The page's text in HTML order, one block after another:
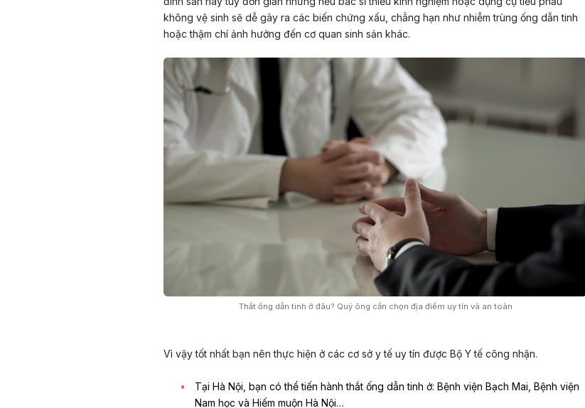
không vệ sinh sẽ dễ gây ra các biến chứng xấu, chẳng hạn như nhiễm trùng ống dẫn tinh
hoặc thậm chí ảnh hưởng đến cơ quan sinh sản khác.
Thắt ống dẫn tinh ở đâu? Quý ông cần chọn địa điểm uy tín và an toàn
Vì vậy tốt nhất bạn nên thực hiện ở các cơ sở y tế uy tín được Bộ Y tế công nhận.
Tại Hà Nội, bạn có thể tiến hành thắt ống dẫn tinh ở: Bệnh viện Bạch Mai, Bệnh viện
Nam học và Hiếm muộn Hà Nội…